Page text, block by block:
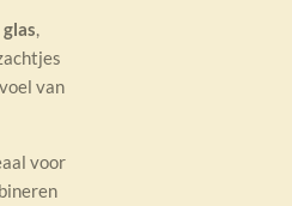
,
van
voor